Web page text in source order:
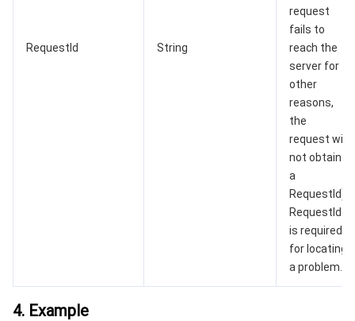
RequestId String
request
fails to
reach the
server for
other
reasons,
the
request will
not obtain
a
RequestId).
RequestId
is required
for locating
a problem.
4. Example